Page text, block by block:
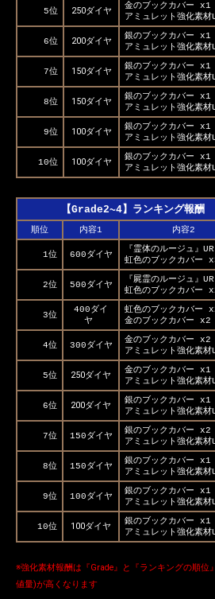
5位 250ダイヤ
金のブックカバー x1
アミュレット強化素
6位 200ダイヤ
銀のブックカバー x1
アミュレット強化素
7位 150ダイヤ
銀のブックカバー x1
アミュレット強化素
8位 150ダイヤ
銀のブックカバー x1
アミュレット強化素
9位 100ダイヤ
銀のブックカバー x1
アミュレット強化素
10位 100ダイヤ
銀のブックカバー x1
アミュレット強化素
【Grade2~4】ランキング報酬
順位 内容1 内容2
1位 600ダイヤ
『霊体のルージュ』
虹色のブックカバー
2位 500ダイヤ
『屍霊のルージュ』
虹色のブックカバー
3位
400ダイ
ヤ
虹色のブックカバー
金のブックカバー x2
4位 300ダイヤ
金のブックカバー x2
アミュレット強化素
5位 250ダイヤ
金のブックカバー x1
アミュレット強化素
6位 200ダイヤ
銀のブックカバー x1
アミュレット強化素
7位 150ダイヤ
銀のブックカバー x2
アミュレット強化素
8位 150ダイヤ
銀のブックカバー x1
アミュレット強化素
9位 100ダイヤ
銀のブックカバー x1
アミュレット強化素
10位 100ダイヤ
銀のブックカバー x1
アミュレット強化素
※強化素材報酬は『Grade』と『ランキングの順位
値量)が高くなります